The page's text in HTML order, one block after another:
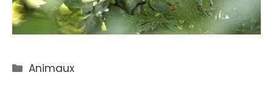
Catégories
Animaux